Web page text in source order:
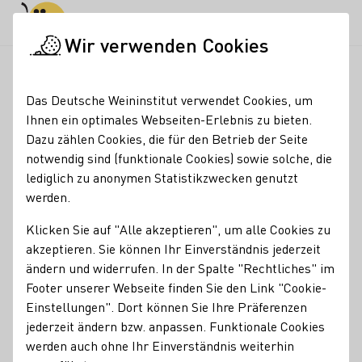
Weinmajestäten
2020/2021
WEINKÖNIGIN
Eva Lanzerath
Eva Lanzerath konnte ihr Glück kaum fassen, als die
Geschäftsführerin des Deutschen Weininstituts, Monika
Reule, am 25. September 2020 das Wahlergebnis
verkündete: "Die 72. Deutsche Weinkönigin heißt Eva
Lanzerath und kommt von der Ahr."Weiterlesen
Wir verwenden Cookies
Das Deutsche Weininstitut verwendet Cookies, um
Ihnen ein optimales Webseiten-Erlebnis zu bieten.
Dazu zählen Cookies, die für den Betrieb der Seite
notwendig sind (funktionale Cookies) sowie solche, die
lediglich zu anonymen Statistikzwecken genutzt
werden.
Klicken Sie auf "Alle akzeptieren", um alle Cookies zu
akzeptieren. Sie können Ihr Einverständnis jederzeit
ändern und widerrufen. In der Spalte "Rechtliches" im
Footer unserer Webseite finden Sie den Link "Cookie-
Einstellungen". Dort können Sie Ihre Präferenzen
jederzeit ändern bzw. anpassen. Funktionale Cookies
werden auch ohne Ihr Einverständnis weiterhin